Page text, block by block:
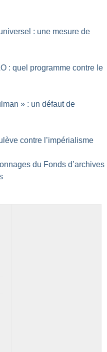
: une mesure de
: quel programme contre le
» : un défaut de
contre l’impérialisme
du Fonds d’archives